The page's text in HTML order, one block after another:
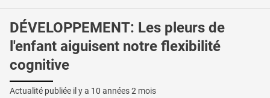
DÉVELOPPEMENT: Les pleurs de
l'enfant aiguisent notre flexibilité
cognitive
Actualité publiée il y a 10 années 2 mois